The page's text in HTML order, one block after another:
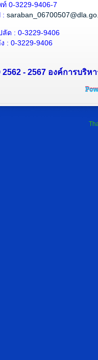
0-3229-9406-7
:
ลัด : 0-3229-9406
: 0-3229-9406
- 2567 องค์การบริห